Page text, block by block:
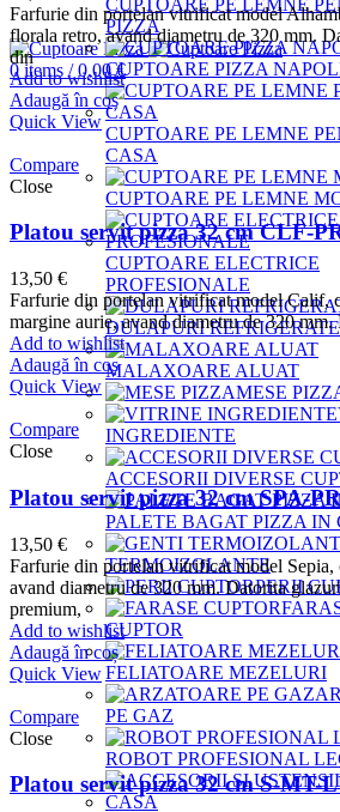
0items / 0,00€
CUPTOARE PE LEMNE
PIZZA
CUPTOARE PIZZA
CUPTOARE PE LEMNE
CASA
CUPTOARE PE LEMNE
CUPTOARE ELECTRICE
PROFESIONALE
DULAPURI REFRIGERATE
MALAXOARE ALUAT
MESE
INGREDIENTE
ACCESORII DIVERSE
PALETE BAGAT PIZZA IN
TERMOIZOLANTE
PERII
CUPTOR
FELIATOARE MEZELURI
PE GAZ
ROBOT PROFESIONAL
Farfurie din portelan vitrificat model
florala retro, avand diametru de 320 mm.
din
Add to wishlist
Adaugă în coș
Quick View
Compare
Close
Platou servit pizza 32 cm CLF-
13,50 €
Farfurie din portelan vitrificat model Calif,
margine aurie, avand diametru de 320
Add to wishlist
Adaugă în coș
Quick View
Compare
Close
Platou servit pizza 32 cm SPA-
13,50 €
Farfurie din portelan vitrificat model Sepia,
avand diametru de 320 mm. Datorita
premium,
Add to wishlist
Adaugă în coș
Quick View
Compare
Close
Platou servit pizza 32 cm S-MT-